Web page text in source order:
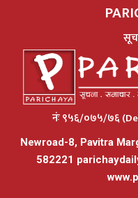
नंः ९५६/०७५/७६
Newroad-8, Pavitra
582221